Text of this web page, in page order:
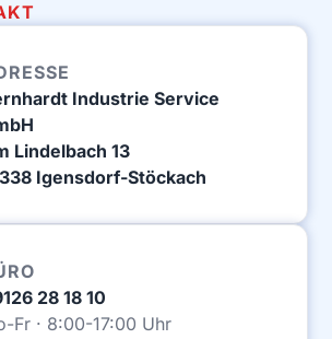
Industrie Service
Lindelbach 13
Igensdorf-Stöckach
28 18 10
Fr · 8:00-17:00 Uhr